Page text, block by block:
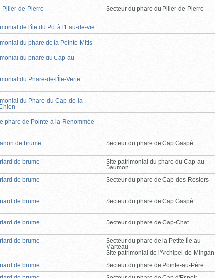
Pilier-de-Pierre Secteur du phare du Pilier-de-Pierre
de l'île du Pot à l'Eau-de-vie
du phare de la Pointe-Mitis
du phare du Cap-au-
du Phare-de-l'Île-Verte
du Phare-du-Cap-de-la-
phare de Pointe-à-la-Renommée
de brume Secteur du phare de Cap Gaspé
de brume
Site patrimonial du phare du Cap-au-
Saumon
de brume Secteur du phare de Cap-des-Rosiers
de brume Secteur du phare de Cap Gaspé
de brume Secteur du phare de Cap-Chat
de brume
Secteur du phare de la Petite Île au
Marteau
Site patrimonial de l'Archipel-de-Mingan
de brume Secteur du phare de Pointe-au-Père